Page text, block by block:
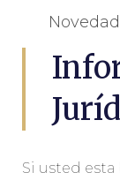
Si usted